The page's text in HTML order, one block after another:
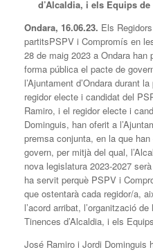
d’Alcaldia, i els Equips
Ondara, 16.06.23. Els
partitsPSPV i Compromís en
28 de maig 2023 a Ondara
forma pública el pacte de
l’Ajuntament d’Ondara durant
regidor electe i candidat del
Ramiro, i el regidor electe i
Dominguis, han oferit a
premsa conjunta, en la que
govern, per mitjà del qual,
nova legislatura 2023-2027
ha servit perquè PSPV i
que ostentarà cada regidor/a,
l’acord arribat, l’organització
Tinences d’Alcaldia, i els
José Ramiro i Jordi Dominguis